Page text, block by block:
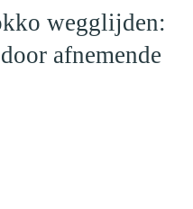
wegglijden:
afnemende